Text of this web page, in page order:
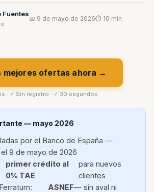
Fuentes
📅 9 de mayo de 2026⏱ 10 min
mejores ofertas ahora →
· ✓ Sin registro · ✓ 30 segundos
— mayo 2026
por el Banco de España —
9 de mayo de 2026
primer crédito al
0% TAE
para nuevos
clientes
ASNEF— sin aval ni